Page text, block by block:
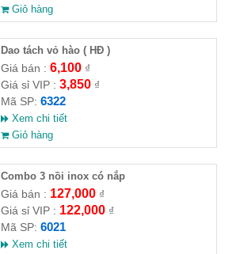
Giỏ hàng
Dao tách vỏ hào ( HĐ )
Giá bán : 6,100₫
Giá sỉ VIP : 3,850₫
Mã SP: 6322
Xem chi tiết
Giỏ hàng
Combo 3 nồi inox có nắp
Giá bán : 127,000₫
Giá sỉ VIP : 122,000₫
Mã SP: 6021
Xem chi tiết